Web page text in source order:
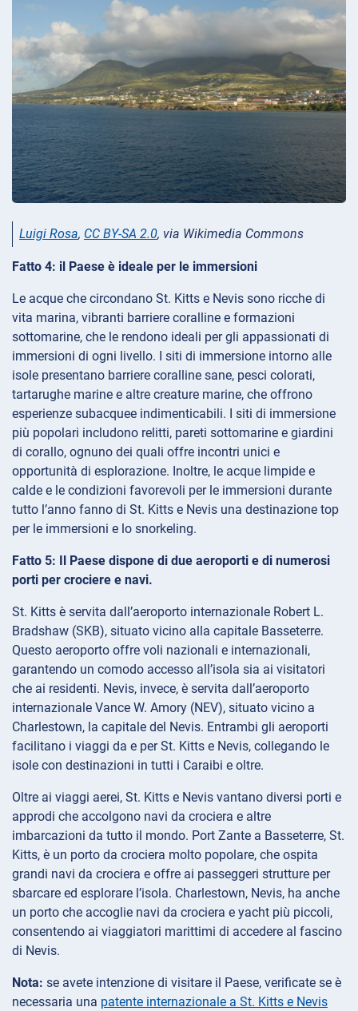
Luigi Rosa, CC BY-SA 2.0, via Wikimedia Commons
Fatto 4: il Paese è ideale per le immersioni
Le acque che circondano St. Kitts e Nevis sono ricche di
vita marina, vibranti barriere coralline e formazioni
sottomarine, che le rendono ideali per gli appassionati di
immersioni di ogni livello. I siti di immersione intorno alle
isole presentano barriere coralline sane, pesci colorati,
tartarughe marine e altre creature marine, che offrono
esperienze subacquee indimenticabili. I siti di immersione
più popolari includono relitti, pareti sottomarine e giardini
di corallo, ognuno dei quali offre incontri unici e
opportunità di esplorazione. Inoltre, le acque limpide e
calde e le condizioni favorevoli per le immersioni durante
tutto l’anno fanno di St. Kitts e Nevis una destinazione top
per le immersioni e lo snorkeling.
Fatto 5: Il Paese dispone di due aeroporti e di numerosi
porti per crociere e navi.
St. Kitts è servita dall’aeroporto internazionale Robert L.
Bradshaw (SKB), situato vicino alla capitale Basseterre.
Questo aeroporto offre voli nazionali e internazionali,
garantendo un comodo accesso all’isola sia ai visitatori
che ai residenti. Nevis, invece, è servita dall’aeroporto
internazionale Vance W. Amory (NEV), situato vicino a
Charlestown, la capitale del Nevis. Entrambi gli aeroporti
facilitano i viaggi da e per St. Kitts e Nevis, collegando le
isole con destinazioni in tutti i Caraibi e oltre.
Oltre ai viaggi aerei, St. Kitts e Nevis vantano diversi porti e
approdi che accolgono navi da crociera e altre
imbarcazioni da tutto il mondo. Port Zante a Basseterre, St.
Kitts, è un porto da crociera molto popolare, che ospita
grandi navi da crociera e offre ai passeggeri strutture per
sbarcare ed esplorare l’isola. Charlestown, Nevis, ha anche
un porto che accoglie navi da crociera e yacht più piccoli,
consentendo ai viaggiatori marittimi di accedere al fascino
di Nevis.
Nota: se avete intenzione di visitare il Paese, verificate se è
necessaria una patente internazionale a St. Kitts e Nevis